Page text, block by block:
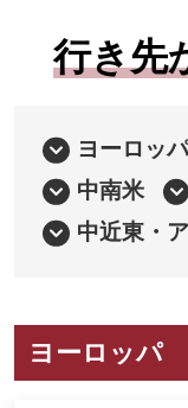
行き先
ヨーロッパ
中南米
中近東・
ヨーロッパ